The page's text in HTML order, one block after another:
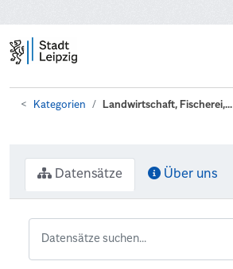
Kategorien Landwirtschaft, Fischerei,...
Datensätze Über uns